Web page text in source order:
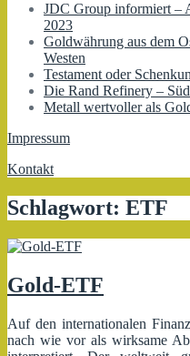
JDC Group informiert –
2023
Goldwährung aus dem
Westen
Testament oder
Die Rand Refinery –
Metall wertvoller als
Impressum
Kontakt
Schlagwort: ETF
Gold-ETF
Auf den internationalen
nach wie vor als wirksame